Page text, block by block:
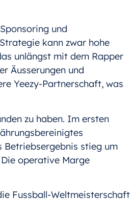
und
kann zwar hohe
unlängst mit dem Rapper
Äusserungen und
Yeezy-Partnerschaft, was
zu haben. Im ersten
Betriebsergebnis stieg um
operative Marge
Fussball-Weltmeisterschaft